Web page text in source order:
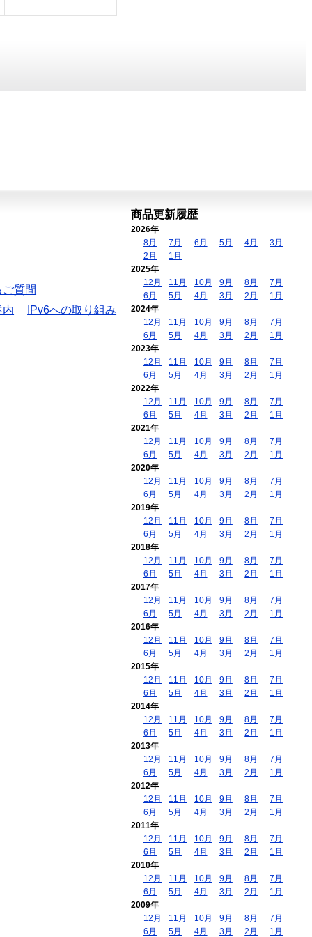
質問
内
IPv6への取り組み
商品更新履歴
2026年
8月
7月 6月 5月 4月
3月
2月
1月
2025年
12月
11月 10月 9月 8月
7月
6月
5月 4月 3月 2月
1月
2024年
12月
11月 10月 9月 8月
7月
6月
5月 4月 3月 2月
1月
2023年
12月
11月 10月 9月 8月
7月
6月
5月 4月 3月 2月
1月
2022年
12月
11月 10月 9月 8月
7月
6月
5月 4月 3月 2月
1月
2021年
12月
11月 10月 9月 8月
7月
6月
5月 4月 3月 2月
1月
2020年
12月
11月 10月 9月 8月
7月
6月
5月 4月 3月 2月
1月
2019年
12月
11月 10月 9月 8月
7月
6月
5月 4月 3月 2月
1月
2018年
12月
11月 10月 9月 8月
7月
6月
5月 4月 3月 2月
1月
2017年
12月
11月 10月 9月 8月
7月
6月
5月 4月 3月 2月
1月
2016年
12月
11月 10月 9月 8月
7月
6月
5月 4月 3月 2月
1月
2015年
12月
11月 10月 9月 8月
7月
6月
5月 4月 3月 2月
1月
2014年
12月
11月 10月 9月 8月
7月
6月
5月 4月 3月 2月
1月
2013年
12月
11月 10月 9月 8月
7月
6月
5月 4月 3月 2月
1月
2012年
12月
11月 10月 9月 8月
7月
6月
5月 4月 3月 2月
1月
2011年
12月
11月 10月 9月 8月
7月
6月
5月 4月 3月 2月
1月
2010年
12月
11月 10月 9月 8月
7月
6月
5月 4月 3月 2月
1月
2009年
12月
11月 10月 9月 8月
7月
6月
5月 4月 3月 2月 1月